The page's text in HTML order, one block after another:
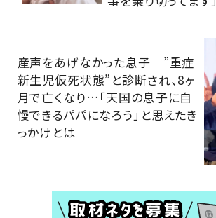
産声をあげなかった息子 ”重症
新生児仮死状態”と診断され、8ヶ
月で亡くなり…「天国の息子に自
慢できるパパになろう」と思えたき
っかけとは